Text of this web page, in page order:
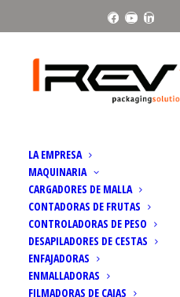
Facebook
Youtube
LA EMPRESA
MAQUINARIA
CARGADORES DE MALLA
CONTADORAS DE FRUTAS
CONTROLADORAS DE PESO
DESAPILADORES DE CESTAS
ENFAJADORAS
ENMALLADORAS
FILMADORAS DE CAJAS
6+6 Linearpack | Pesadora